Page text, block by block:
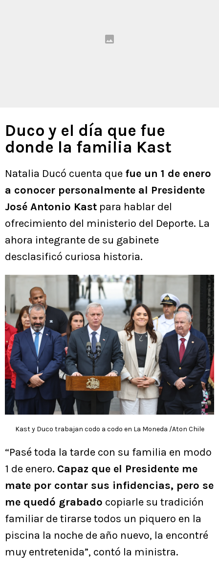
Duco y el día que fue
donde la familia Kast
Natalia Ducó cuenta que fue un 1 de enero
a conocer personalmente al Presidente
José Antonio Kast para hablar del
ofrecimiento del ministerio del Deporte. La
ahora integrante de su gabinete
desclasificó curiosa historia.
Kast y Duco trabajan codo a codo en La Moneda /Aton Chile
“Pasé toda la tarde con su familia en modo
1 de enero. Capaz que el Presidente me
mate por contar sus infidencias, pero se
me quedó grabado copiarle su tradición
familiar de tirarse todos un piquero en la
piscina la noche de año nuevo, la encontré
muy entretenida”, contó la ministra.